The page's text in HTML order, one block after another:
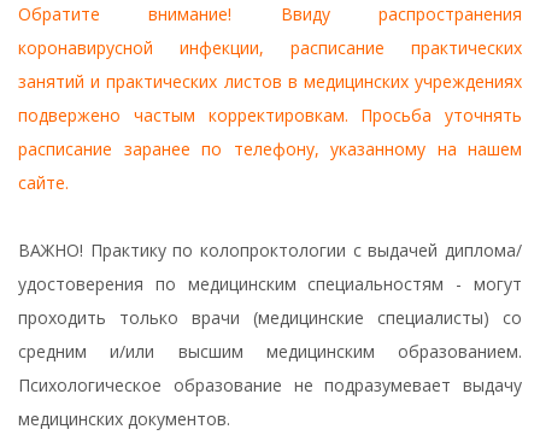
Обратите внимание! Ввиду распространения
коронавирусной инфекции, расписание практических
занятий и практических листов в медицинских учреждениях
подвержено частым корректировкам. Просьба уточнять
расписание заранее по телефону, указанному на нашем
сайте.
ВАЖНО! Практику по колопроктологии с выдачей диплома/
удостоверения по медицинским специальностям - могут
проходить только врачи (медицинские специалисты) со
средним и/или высшим медицинским образованием.
Психологическое образование не подразумевает выдачу
медицинских документов.